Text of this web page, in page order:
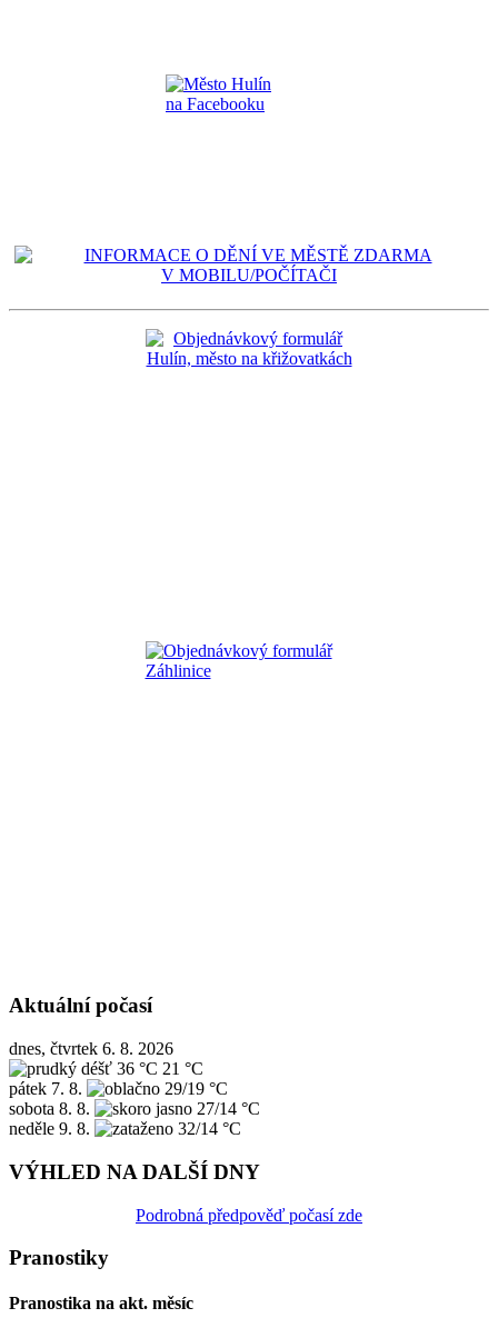
Aktuální počasí
dnes, čtvrtek 6. 8. 2026
36 °C 21 °C
pátek 7. 8.
29/19 °C
sobota 8. 8.
27/14 °C
neděle 9. 8. 32/14 °C
VÝHLED NA DALŠÍ DNY
Podrobná předpověď počasí zde
Pranostiky
Pranostika na akt. měsíc